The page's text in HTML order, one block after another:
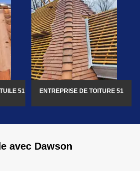
51 ENTREPRISE DE TOITURE 51
avec Dawson